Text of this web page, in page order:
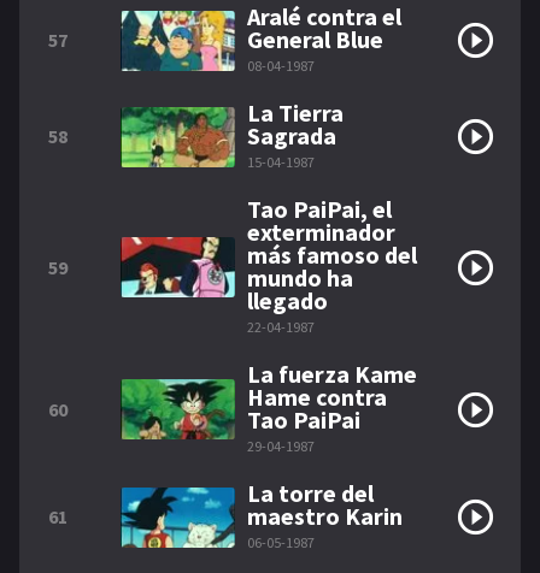
57
Aralé contra el
General Blue
08-04-1987
58
La Tierra
Sagrada
15-04-1987
59
Tao PaiPai, el
exterminador
más famoso del
mundo ha
llegado
22-04-1987
60
La fuerza Kame
Hame contra
Tao PaiPai
29-04-1987
61
La torre del
maestro Karin
06-05-1987